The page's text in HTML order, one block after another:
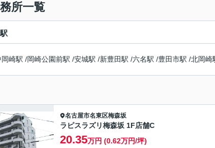
所一覧
岡崎駅 /岡崎公園前駅 /安城駅 /新豊田駅 /六名駅 /豊田市駅 /北岡崎
名古屋市名東区梅森坂
ラピスラズリ梅森坂 1F店舗C
20.35万円 (0.62万円/坪)